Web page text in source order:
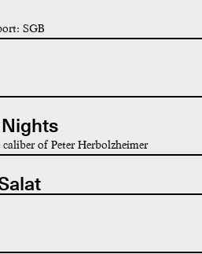
SGB
of Peter Herbolzheimer